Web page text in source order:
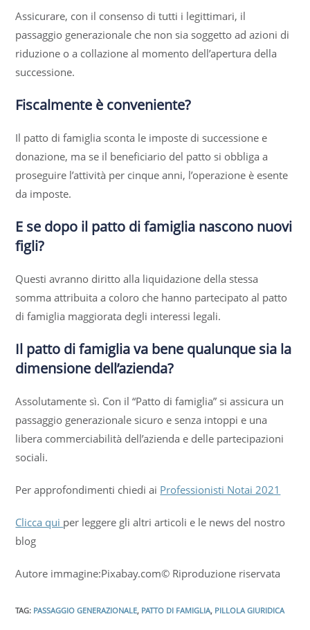
Assicurare, con il consenso di tutti i legittimari, il
passaggio generazionale che non sia soggetto ad azioni di
riduzione o a collazione al momento dell’apertura della
successione.
Fiscalmente è conveniente?
Il patto di famiglia sconta le imposte di successione e
donazione, ma se il beneficiario del patto si obbliga a
proseguire l’attività per cinque anni, l’operazione è esente
da imposte.
E se dopo il patto di famiglia nascono nuovi
figli?
Questi avranno diritto alla liquidazione della stessa
somma attribuita a coloro che hanno partecipato al patto
di famiglia maggiorata degli interessi legali.
Il patto di famiglia va bene qualunque sia la
dimensione dell’azienda?
Assolutamente sì. Con il “Patto di famiglia” si assicura un
passaggio generazionale sicuro e senza intoppi e una
libera commerciabilità dell’azienda e delle partecipazioni
sociali.
Per approfondimenti chiedi ai Professionisti Notai 2021
Clicca qui per leggere gli altri articoli e le news del nostro
blog
Autore immagine:Pixabay.com© Riproduzione riservata
TAG: PASSAGGIO GENERAZIONALE, PATTO DI FAMIGLIA, PILLOLA GIURIDICA